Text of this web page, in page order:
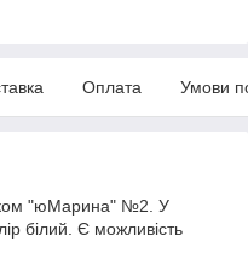
Оплата Умови
"юМарина" №2. У
білий. Є можливість